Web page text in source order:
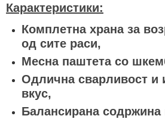
Карактеристики:
Комплетна храна за
од сите раси,
Месна паштета со
Одлична сварливост и
вкус,
Балансирана содржина